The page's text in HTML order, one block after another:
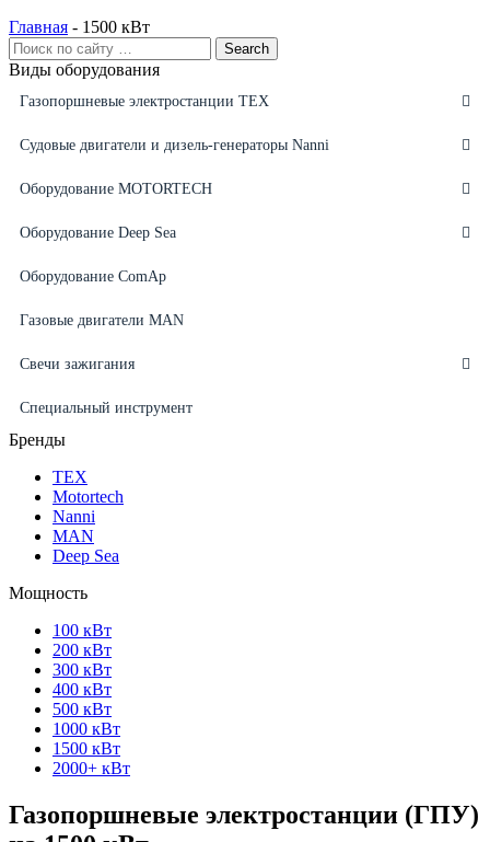
Главная - 1500 кВт
Виды оборудования
Газопоршневые электростанции ТЕХ
Судовые двигатели и дизель-генераторы Nanni
Оборудование MOTORTECH
Оборудование Deep Sea
Оборудование ComAp
Газовые двигатели MAN
Свечи зажигания
Специальный инструмент
Бренды
ТЕХ
Motortech
Nanni
MAN
Deep Sea
Мощность
100 кВт
200 кВт
300 кВт
400 кВт
500 кВт
1000 кВт
1500 кВт
2000+ кВт
Газопоршневые электростанции (ГПУ)